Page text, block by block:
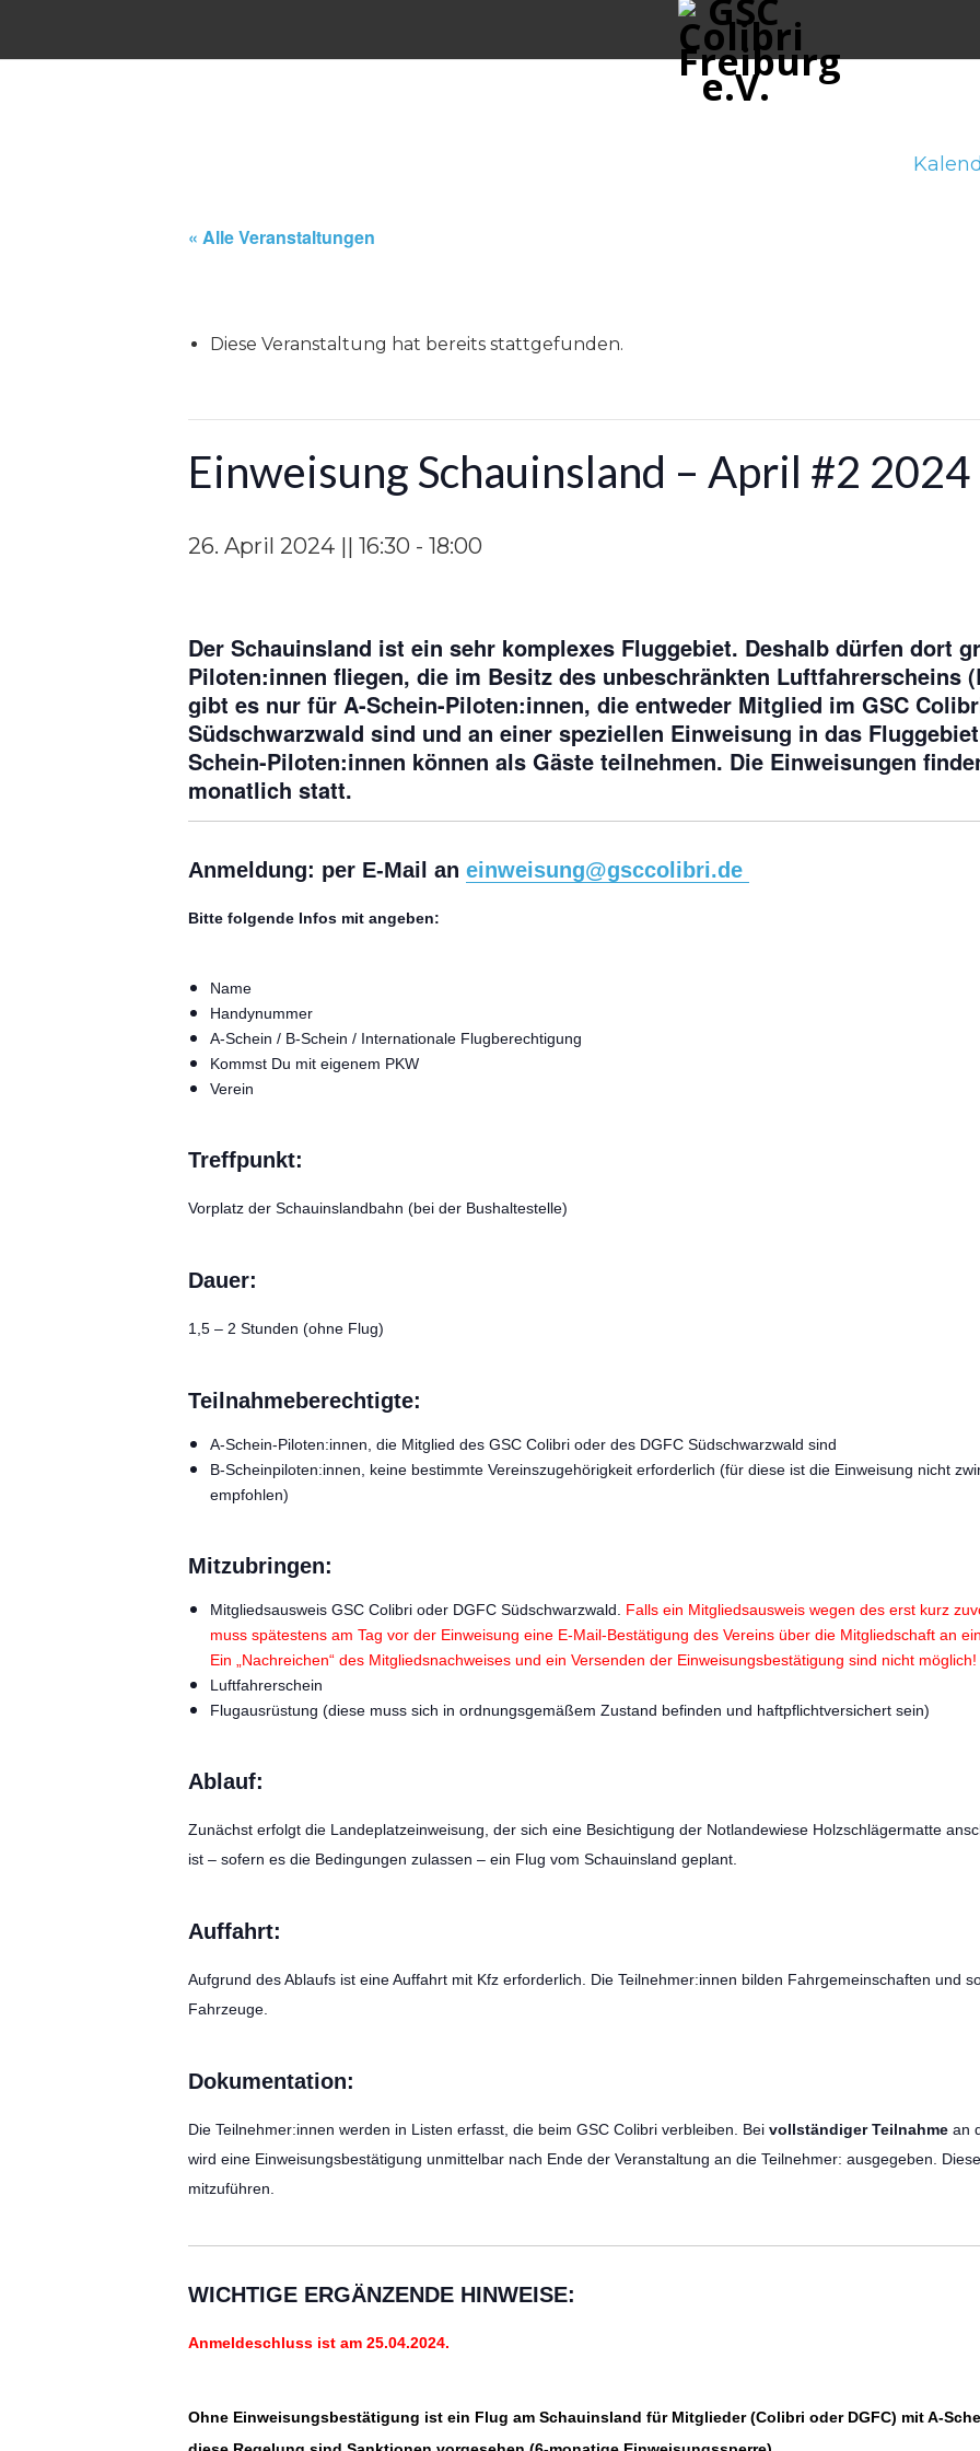
« Alle Veranstaltungen
Diese Veranstaltung hat bereits stattgefunden.
Einweisung Schauinsland – April #2 2024
26. April 2024 || 16:30 - 18:00
Der Schauinsland ist ein sehr komplexes Fluggebiet. Deshalb dürfen dort
Piloten:innen fliegen, die im Besitz des unbeschränkten Luftfahrerscheins
gibt es nur für A-Schein-Piloten:innen, die entweder Mitglied im GSC
Südschwarzwald sind und an einer speziellen Einweisung in das
Schein-Piloten:innen können als Gäste teilnehmen. Die Einweisungen
monatlich statt.
Anmeldung: per E-Mail an einweisung@gsccolibri.de
Bitte folgende Infos mit angeben:
Name
Handynummer
A-Schein / B-Schein / Internationale Flugberechtigung
Kommst Du mit eigenem PKW
Verein
Treffpunkt:
Vorplatz der Schauinslandbahn (bei der Bushaltestelle)
Dauer:
1,5 – 2 Stunden (ohne Flug)
Teilnahmeberechtigte:
A-Schein-Piloten:innen, die Mitglied des GSC Colibri oder des DGFC Südschwarzwald sind
B-Scheinpiloten:innen, keine bestimmte Vereinszugehörigkeit erforderlich (für diese ist die Einweisung nicht
empfohlen)
Mitzubringen:
Mitgliedsausweis GSC Colibri oder DGFC Südschwarzwald. Falls ein Mitgliedsausweis wegen des erst kurz
muss spätestens am Tag vor der Einweisung eine E-Mail-Bestätigung des Vereins über die Mitgliedschaft an
Ein „Nachreichen“ des Mitgliedsnachweises und ein Versenden der Einweisungsbestätigung sind nicht möglich!
Luftfahrerschein
Flugausrüstung (diese muss sich in ordnungsgemäßem Zustand befinden und haftpflichtversichert sein)
Ablauf:
Zunächst erfolgt die Landeplatzeinweisung, der sich eine Besichtigung der Notlandewiese Holzschlägermatte
ist – sofern es die Bedingungen zulassen – ein Flug vom Schauinsland geplant.
Auffahrt:
Aufgrund des Ablaufs ist eine Auffahrt mit Kfz erforderlich. Die Teilnehmer:innen bilden Fahrgemeinschaften und
Fahrzeuge.
Dokumentation:
Die Teilnehmer:innen werden in Listen erfasst, die beim GSC Colibri verbleiben. Bei vollständiger Teilnahme an
wird eine Einweisungsbestätigung unmittelbar nach Ende der Veranstaltung an die Teilnehmer: ausgegeben.
mitzuführen.
WICHTIGE ERGÄNZENDE HINWEISE:
Anmeldeschluss ist am 25.04.2024.
Ohne Einweisungsbestätigung ist ein Flug am Schauinsland für Mitglieder (Colibri oder DGFC) mit A-